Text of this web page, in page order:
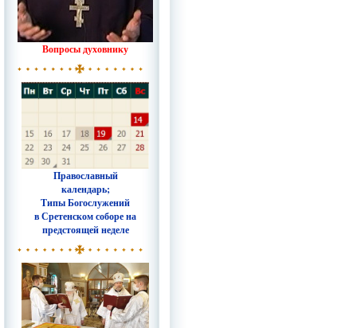
Вопросы духовнику
Православный
календарь;
Типы Богослужений
в Сретенском соборе на
предстоящей неделе